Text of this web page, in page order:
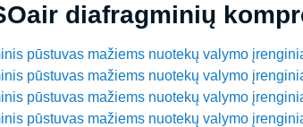
diafragminių
pūstuvas mažiems nuotekų valymo
pūstuvas mažiems nuotekų valymo
pūstuvas mažiems nuotekų valymo
pūstuvas mažiems nuotekų valymo